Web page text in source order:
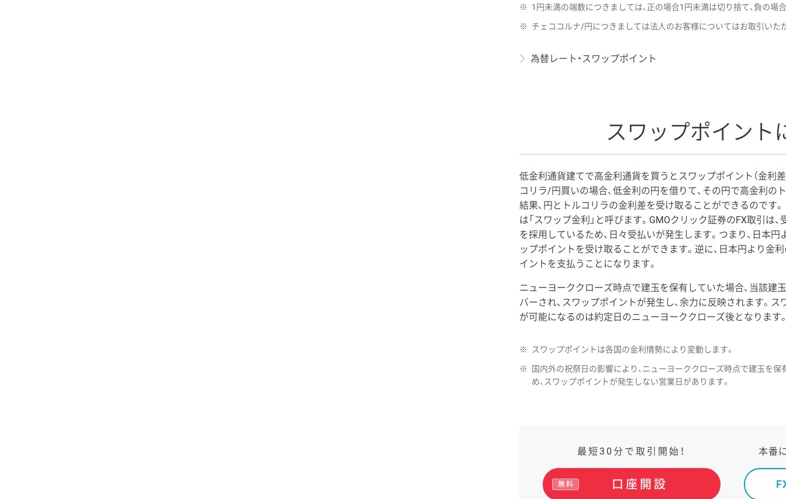
160円
※ハンガリーフォリント/円と南アフリカランド/円とメキシコペソ/
※ 1円未満の端数につきましては、正の場合1円未満は切り捨て、負の場
※ チェココルナ/円につきましては法人のお客様についてはお取引いた
為替レート・スワップポイント
スワップポイント
低金利通貨建てで高金利通貨を買うとスワップポイント（金利
コリラ/円買いの場合、低金利の円を借りて、その円で高金利の
結果、円とトルコリラの金利差を受け取ることができるのです
は「スワップ金利」と呼びます。GMOクリック証券のFX取引は
を採用しているため、日々受払いが発生します。つまり、日本
ップポイントを受け取ることができます。逆に、日本円より金
イントを支払うことになります。
ニューヨーククローズ時点で建玉を保有していた場合、当該建
バーされ、スワップポイントが発生し、余力に反映されます。
が可能になるのは約定日のニューヨーククローズ後となります
※ スワップポイントは各国の金利情勢により変動します。
※
国内外の祝祭日の影響により、ニューヨーククローズ時点で建玉を
め、スワップポイントが発生しない営業日があります。
最短30分で取引開始！
口座開設
無料
本番